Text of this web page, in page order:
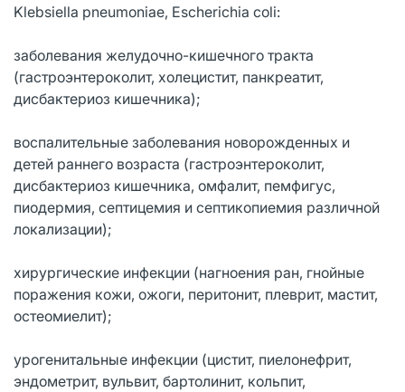
Klebsiella pneumoniae, Escherichia coli:
заболевания желудочно-кишечного тракта
(гастроэнтероколит, холецистит, панкреатит,
дисбактериоз кишечника);
воспалительные заболевания новорожденных и
детей раннего возраста (гастроэнтероколит,
дисбактериоз кишечника, омфалит, пемфигус,
пиодермия, септицемия и септикопиемия различной
локализации);
хирургические инфекции (нагноения ран, гнойные
поражения кожи, ожоги, перитонит, плеврит, мастит,
остеомиелит);
урогенитальные инфекции (цистит, пиелонефрит,
эндометрит, вульвит, бартолинит, кольпит,